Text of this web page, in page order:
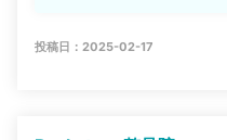
投稿日：2025-02-17